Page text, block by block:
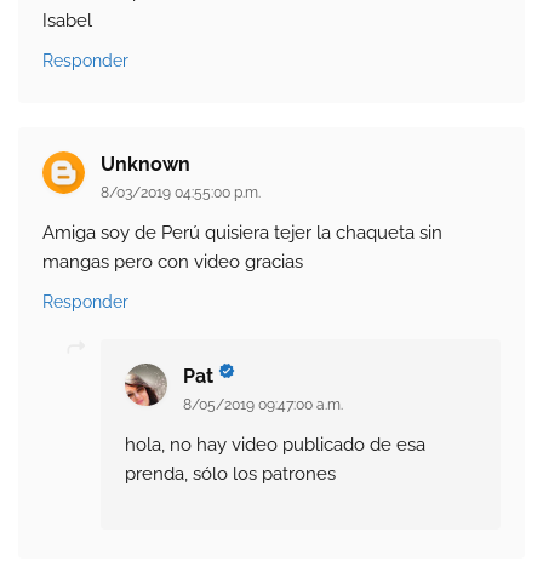
Isabel
Responder
Unknown
8/03/2019 04:55:00 p.m.
Amiga soy de Perú quisiera tejer la chaqueta sin
mangas pero con video gracias
Responder
Pat
8/05/2019 09:47:00 a.m.
hola, no hay video publicado de esa
prenda, sólo los patrones